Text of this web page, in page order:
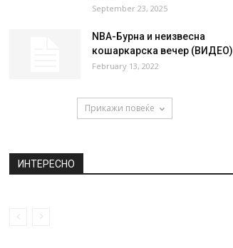
September 23, 2025
NBA-Бурна и неизвесна
кошаркарска вечер (ВИДЕО)
February 13, 2022
Прикажи повеќе
ИНТЕРЕСНО